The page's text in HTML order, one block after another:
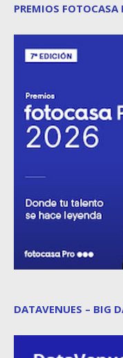
PREMIOS FOTOCASA
DATAVENUES – BIG